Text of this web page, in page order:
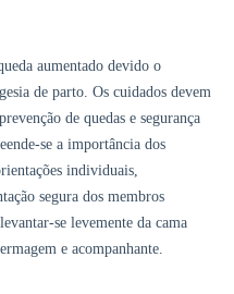
aumentado devido o
de parto. Os cuidados devem
de quedas e segurança
se a importância dos
individuais,
segura dos membros
se levemente da cama
e acompanhante.